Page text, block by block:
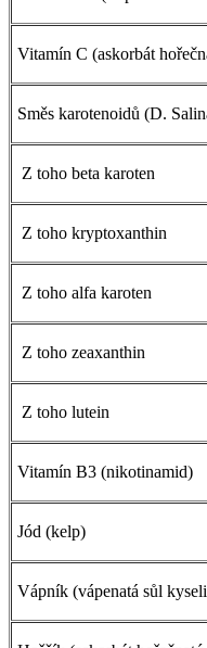
Vitamín C (askorbát
Směs karotenoidů (D.
Z toho beta karoten
Z toho kryptoxanthin
Z toho alfa karoten
Z toho zeaxanthin
Z toho lutein
Vitamín B3 (nikotinamid)
Jód (kelp)
Vápník (vápenatá sůl